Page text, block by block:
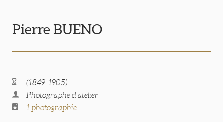
Pierre BUENO
(1849-1905)
Photographe d'atelier
1 photographie